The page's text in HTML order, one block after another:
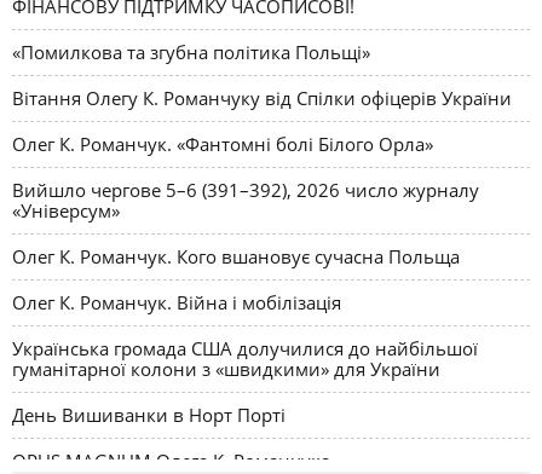
ФІНАНСОВУ ПІДТРИМКУ ЧАСОПИСОВІ!
«Помилкова та згубна політика Польщі»
Вітання Олегу К. Романчуку від Спілки офіцерів України
Олег К. Романчук. «Фантомні болі Білого Орла»
Вийшло чергове 5–6 (391–392), 2026 число журналу
«Універсум»
Олег К. Романчук. Кого вшановує сучасна Польща
Олег К. Романчук. Війна і мобілізація
Українська громада США долучилися до найбільшої
гуманітарної колони з «швидкими» для України
День Вишиванки в Норт Порті
OPUS MAGNUM Олега К. Романчука